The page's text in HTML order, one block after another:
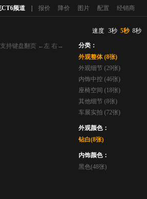
CT6频道 报价 降价 图片 配置 经销商
持键盘翻页 ←左 右→
速度 3秒 5秒 8秒
分类：
外观整体 (8张)
外观细节 (29张)
内饰中控 (46张)
座椅空间 (18张)
其他细节 (8张)
车展实拍 (72张)
外观颜色：
钻白(8张)
内饰颜色：
黑色(48张)